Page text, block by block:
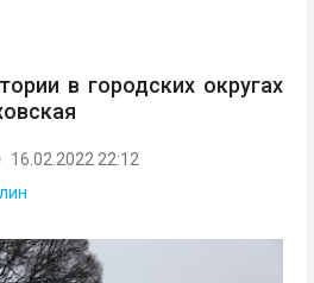
в городских округах
16.02.2022 22:12